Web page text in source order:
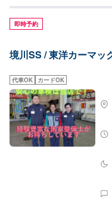
即時予約
境川SS / 東洋カーマッ
代車OK カードOK